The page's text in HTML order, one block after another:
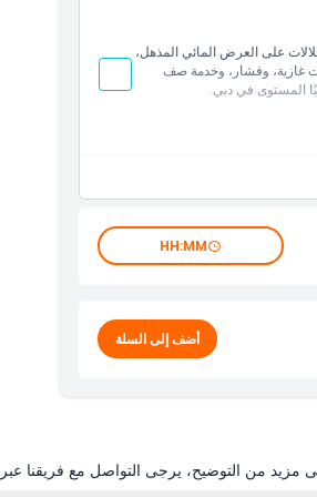
في هذا القسم.
لك.
كحوليةعلى العرض المائي المذهل،
غازية، وفشار، وخدمة صف
المستوى في دبي.
HH:MM
أضف إلى السلة
من التوضيح، يرجى التواصل مع فريقنا عبر